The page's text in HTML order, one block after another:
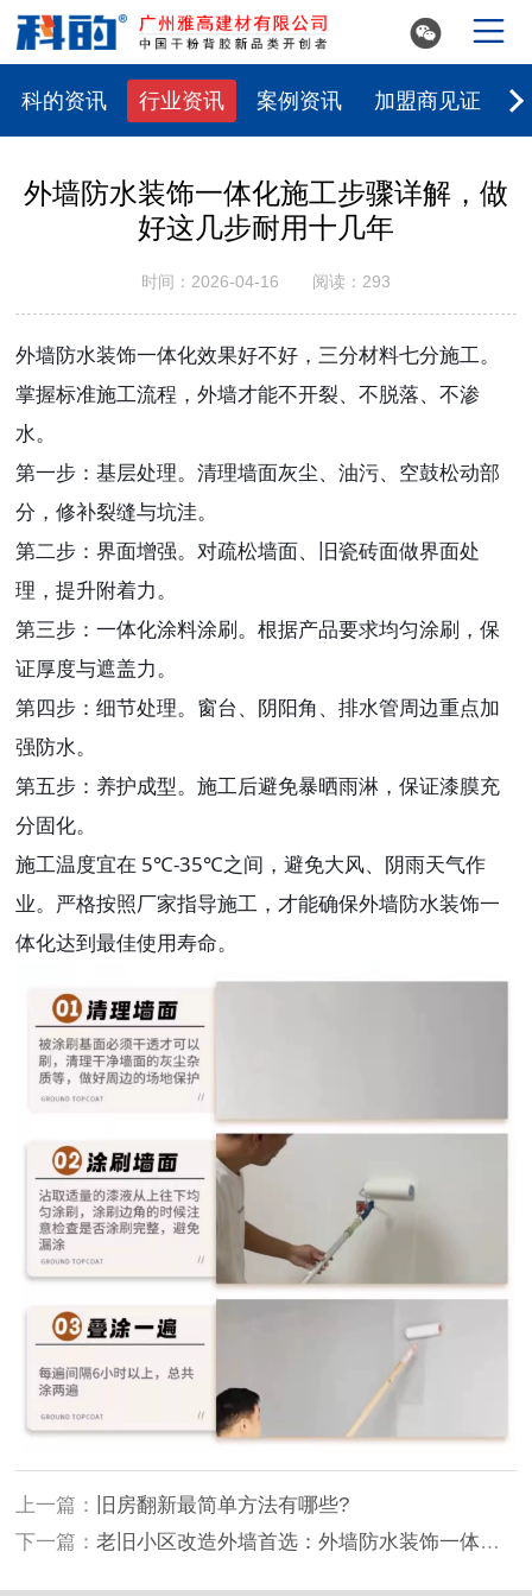
 
科的资讯 行业资讯 案例资讯 加盟商见证
外墙防水装饰一体化施工步骤详解，做
好这几步耐用十几年
时间：2026-04-16 阅读：293
外墙防水装饰一体化效果好不好，三分材料七分施工。
掌握标准施工流程，外墙才能不开裂、不脱落、不渗
水。
第一步：基层处理。清理墙面灰尘、油污、空鼓松动部
分，修补裂缝与坑洼。
第二步：界面增强。对疏松墙面、旧瓷砖面做界面处
理，提升附着力。
第三步：一体化涂料涂刷。根据产品要求均匀涂刷，保
证厚度与遮盖力。
第四步：细节处理。窗台、阴阳角、排水管周边重点加
强防水。
第五步：养护成型。施工后避免暴晒雨淋，保证漆膜充
分固化。
施工温度宜在 5℃-35℃之间，避免大风、阴雨天气作
业。严格按照厂家指导施工，才能确保外墙防水装饰一
体化达到最佳使用寿命。
上一篇：
旧房翻新最简单方法有哪些?
下一篇：老旧小区改造外墙首选：外墙防水装饰一体化为什么这么火？